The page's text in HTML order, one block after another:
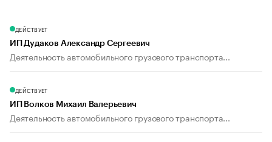
ДЕЙСТВУЕТ
ИП Дудаков Александр Сергеевич
Деятельность автомобильного грузового транспорта...
ДЕЙСТВУЕТ
ИП Волков Михаил Валерьевич
Деятельность автомобильного грузового транспорта...